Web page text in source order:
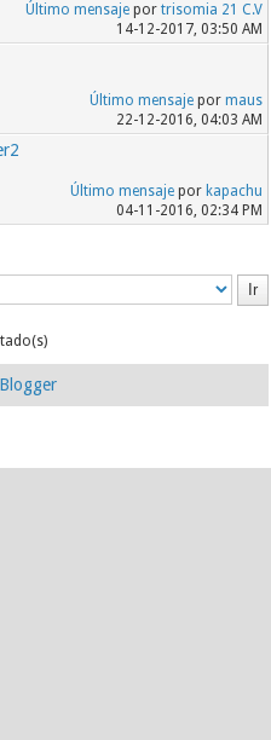
Último mensajepor trisomia 21 C.V
14-12-2017, 03:50 AM
Último mensajepor maus
22-12-2016, 04:03 AM
Último mensajepor kapachu
04-11-2016, 02:34 PM
Blogger